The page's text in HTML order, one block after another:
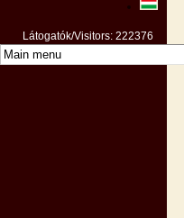
Látogatók/Visitors: 222376